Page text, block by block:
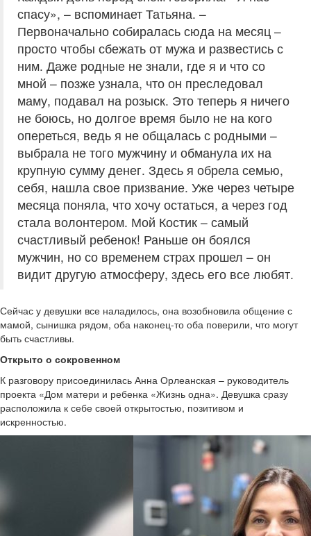
спасу», – вспоминает Татьяна. –
Первоначально собиралась сюда на месяц –
просто чтобы сбежать от мужа и развестись с
ним. Даже родные не знали, где я и что со
мной – позже узнала, что он преследовал
маму, подавал на розыск. Это теперь я ничего
не боюсь, но долгое время было не на кого
опереться, ведь я не общалась с родными –
выбрала не того мужчину и обманула их на
крупную сумму денег. Здесь я обрела семью,
себя, нашла свое призвание. Уже через четыре
месяца поняла, что хочу остаться, а через год
стала волонтером. Мой Костик – самый
счастливый ребенок! Раньше он боялся
мужчин, но со временем страх прошел – он
видит другую атмосферу, здесь его все любят.
Сейчас у девушки все наладилось, она возобновила общение с
мамой, сынишка рядом, оба наконец-то оба поверили, что могут
быть счастливы.
Открыто о сокровенном
К разговору присоединилась Анна Орлеанская – руководитель
проекта «Дом матери и ребенка «Жизнь одна». Девушка сразу
расположила к себе своей открытостью, позитивом и
искренностью.